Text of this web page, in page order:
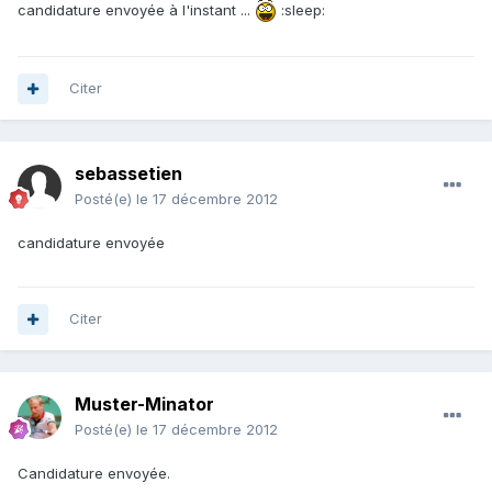
candidature envoyée à l'instant ... :sleep:
Citer
sebassetien
Posté(e) le 17 décembre 2012
candidature envoyée
Citer
Muster-Minator
Posté(e) le 17 décembre 2012
Candidature envoyée.